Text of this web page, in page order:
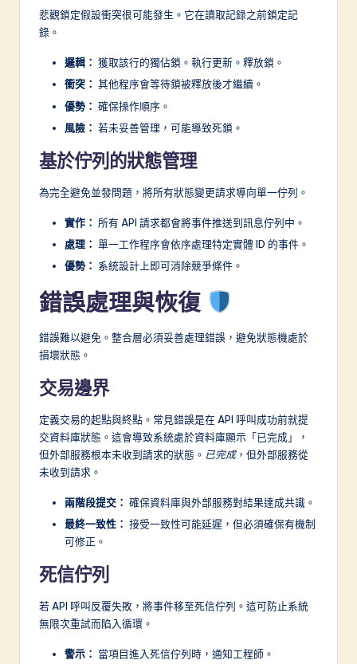
悲觀鎖定假設衝突很可能發生。它在讀取記錄之前鎖定記
錄。
邏輯： 獲取該行的獨佔鎖。執行更新。釋放鎖。
衝突： 其他程序會等待鎖被釋放後才繼續。
優勢： 確保操作順序。
風險： 若未妥善管理，可能導致死鎖。
基於佇列的狀態管理
為完全避免並發問題，將所有狀態變更請求導向單一佇列。
實作： 所有 API 請求都會將事件推送到訊息佇列中。
處理： 單一工作程序會依序處理特定實體 ID 的事件。
優勢： 系統設計上即可消除競爭條件。
錯誤處理與恢復
錯誤難以避免。整合層必須妥善處理錯誤，避免狀態機處於
損壞狀態。
交易邊界
定義交易的起點與終點。常見錯誤是在 API 呼叫成功前就提
交資料庫狀態。這會導致系統處於資料庫顯示「已完成」，
但外部服務根本未收到請求的狀態。 已完成，但外部服務從
未收到請求。
兩階段提交： 確保資料庫與外部服務對結果達成共識。
最終一致性： 接受一致性可能延遲，但必須確保有機制
可修正。
死信佇列
若 API 呼叫反覆失敗，將事件移至死信佇列。這可防止系統
無限次重試而陷入循環。
警示： 當項目進入死信佇列時，通知工程師。